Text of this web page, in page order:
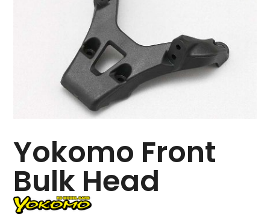
Yokomo Front
Bulk Head